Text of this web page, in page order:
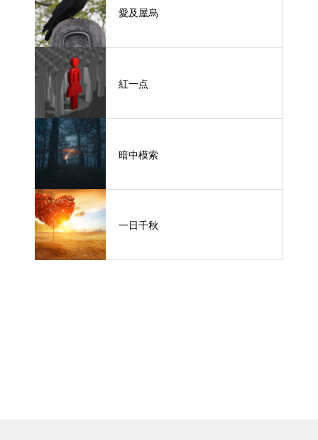
愛及屋烏
紅一点
暗中模索
一日千秋